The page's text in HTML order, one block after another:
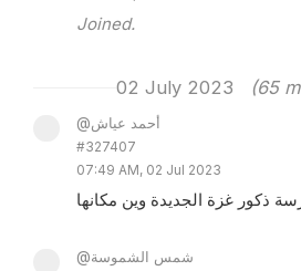
Joined.
02 July 2023 (65
@أحمد عياش
#327407
07:49 AM, 02 Jul 2023
ذكور غزة الجديدة وين مكانها
@شمس الشموسة